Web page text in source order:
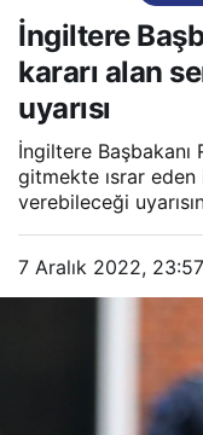
İngiltere
kararı alan
uyarısı
İngiltere Başbakanı
gitmekte ısrar eden
verebileceği
7 Aralık 2022, 23:57